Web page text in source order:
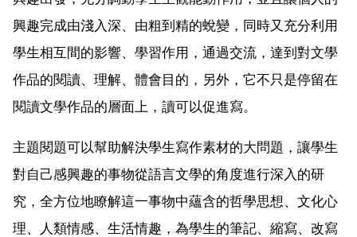
興趣完成由淺入深、由粗到精的蛻變，同時又充分利用
學生相互間的影響、學習作用，通過交流，達到對文學
作品的閱讀、理解、體會目的，另外，它不只是停留在
閱讀文學作品的層面上，讀可以促進寫。
主題閱題可以幫助解決學生寫作素材的大問題，讓學生
對自己感興趣的事物從語言文學的角度進行深入的研
究，全方位地瞭解這一事物中蘊含的哲學思想、文化心
理、人類情感、生活情趣，為學生的筆記、縮寫、改寫